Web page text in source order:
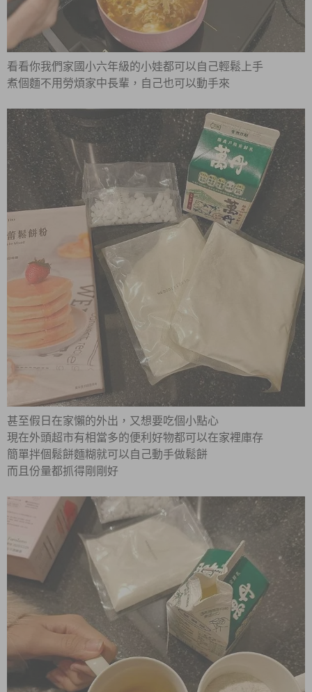
看看你我們家國小六年級的小娃都可以自己輕鬆上手
煮個麵不用勞煩家中長輩，自己也可以動手來
甚至假日在家懶的外出，又想要吃個小點心
現在外頭超市有相當多的便利好物都可以在家裡庫存
簡單拌個鬆餅麵糊就可以自己動手做鬆餅
而且份量都抓得剛剛好